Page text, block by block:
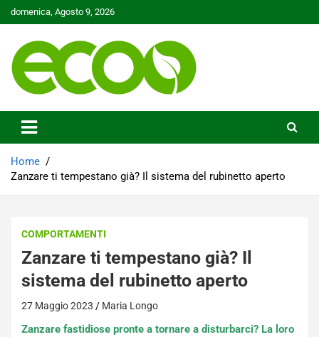
Skip
to
domenica, Agosto 9, 2026
Ecoo.it
Home
Zanzare ti tempestano già? Il sistema del rubinetto aperto
COMPORTAMENTI
Zanzare ti tempestano già? Il
sistema del rubinetto aperto
27 Maggio 2023 Maria Longo
Zanzare fastidiose pronte a tornare a disturbarci? La loro